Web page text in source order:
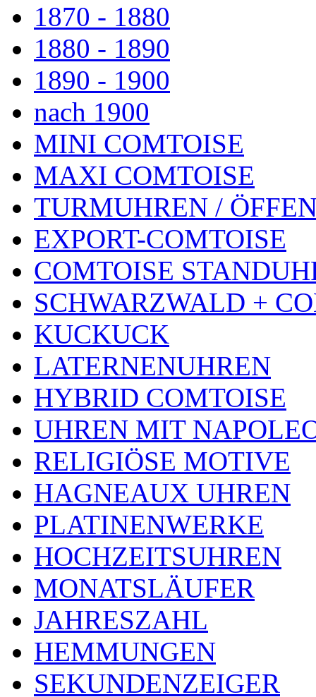
1870 - 1880
1880 - 1890
1890 - 1900
nach 1900
MINI COMTOISE
MAXI COMTOISE
TURMUHREN /
EXPORT-COMTOISE
COMTOISE
SCHWARZWALD +
KUCKUCK
LATERNENUHREN
HYBRID COMTOISE
UHREN MIT
RELIGIÖSE MOTIVE
HAGNEAUX UHREN
PLATINENWERKE
HOCHZEITSUHREN
MONATSLÄUFER
JAHRESZAHL
HEMMUNGEN
SEKUNDENZEIGER